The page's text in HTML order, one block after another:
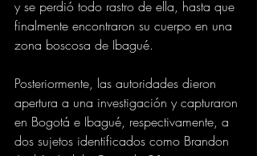
y se perdió todo rastro de ella, hasta que
finalmente encontraron su cuerpo en una
zona boscosa de Ibagué.
Posteriormente, las autoridades dieron
apertura a una investigación y capturaron
en Bogotá e Ibagué, respectivamente, a
dos sujetos identificados como Brandon